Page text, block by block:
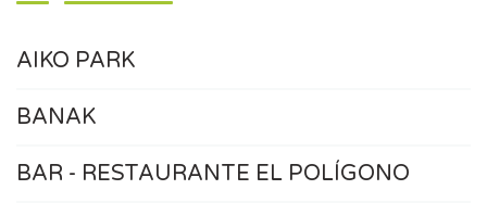
AIKO PARK
BANAK
BAR - RESTAURANTE EL POLÍGONO